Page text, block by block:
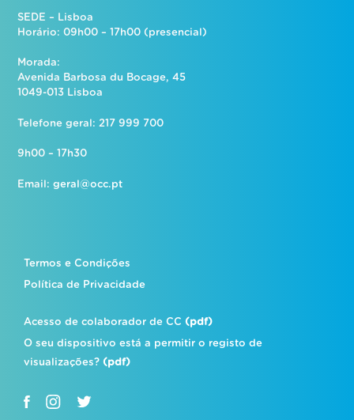
SEDE – Lisboa
Horário: 09h00 – 17h00 (presencial)
Morada:
Avenida Barbosa du Bocage, 45
1049-013 Lisboa
Telefone geral: 217 999 700
9h00 – 17h30
Email:geral@occ.pt
Termos e Condições
Política de Privacidade
Acesso de colaborador de CC(pdf)
O seu dispositivo está a permitir o registo de
visualizações?(pdf)